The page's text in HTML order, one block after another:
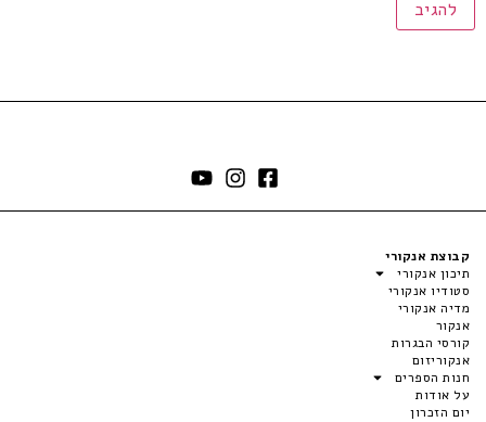
קבוצת אנקורי
תיכון אנקורי
סטודיו אנקורי
מדיה אנקורי
אנקור
קורסי הבגרות
אנקוריזום
חנות הספרים
על אודות
יום הזכרון